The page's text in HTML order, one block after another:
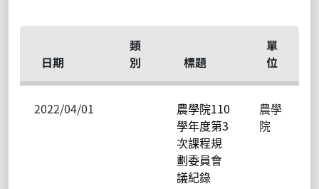
日期
類
別
標題
單
位
2022/04/01
農學院110
學年度第3
次課程規
劃委員會
議紀錄
農學
院